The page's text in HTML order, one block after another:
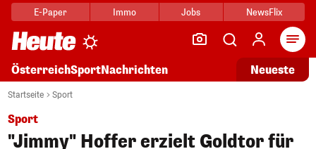
E-Paper Immo Jobs NewsFlix
ÖsterreichSportNachrichten Neueste
Startseite Sport
Sport
"Jimmy" Hoffer erzielt Goldtor für